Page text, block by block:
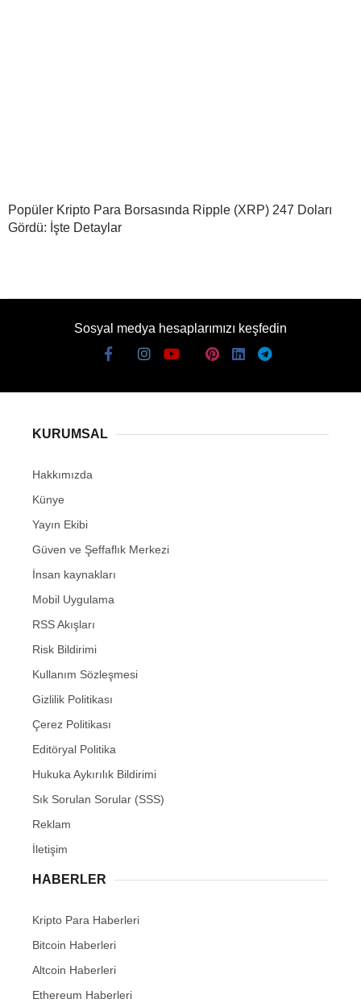
Popüler Kripto Para Borsasında Ripple (XRP) 247 Doları
Gördü: İşte Detaylar
Sosyal medya hesaplarımızı keşfedin
KURUMSAL
Hakkımızda
Künye
Yayın Ekibi
Güven ve Şeffaflık Merkezi
İnsan kaynakları
Mobil Uygulama
RSS Akışları
Risk Bildirimi
Kullanım Sözleşmesi
Gizlilik Politikası
Çerez Politikası
Editöryal Politika
Hukuka Aykırılık Bildirimi
Sık Sorulan Sorular (SSS)
Reklam
İletişim
HABERLER
Kripto Para Haberleri
Bitcoin Haberleri
Altcoin Haberleri
Ethereum Haberleri